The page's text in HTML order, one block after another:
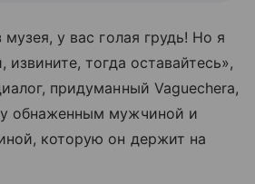
у вас голая грудь! Но я
тогда оставайтесь»,
придуманный Vaguechera,
обнаженным мужчиной и
которую он держит на